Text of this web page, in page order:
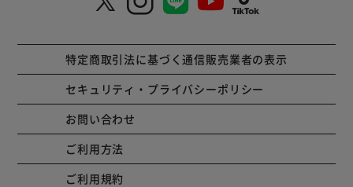
特定商取引法に基づく通信販売業者の表示
セキュリティ・プライバシーポリシー
お問い合わせ
ご利用方法
ご利用規約